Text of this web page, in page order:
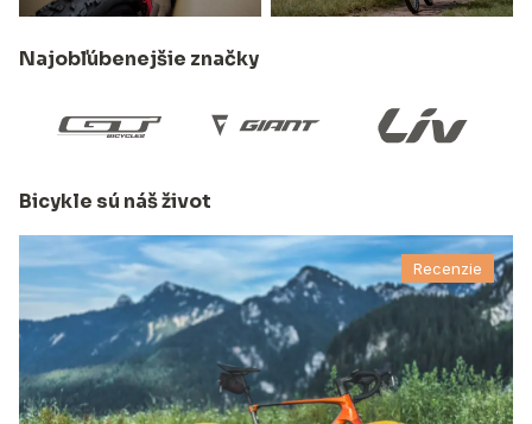
Najobľúbenejšie značky
Bicykle sú náš život
Recenzie